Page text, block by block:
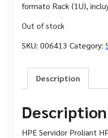
formato Rack (1U),
Out of stock
SKU: 006413 Category:
Description
Description
HPE Servidor Proliant